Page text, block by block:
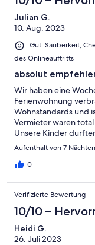
Julian G.
10. Aug. 2023
Gut: Sauberkeit,
des Onlineauftritts
absolut
Wir haben eine
Ferienwohnung
Wohnstandards und
Vermieter waren
Unsere Kinder
füttern. Als
weiterzuempfehlen.
Aufenthalt von 7
0
Verifizierte Bewertung
10/10 –
Heidi G.
26. Juli 2023